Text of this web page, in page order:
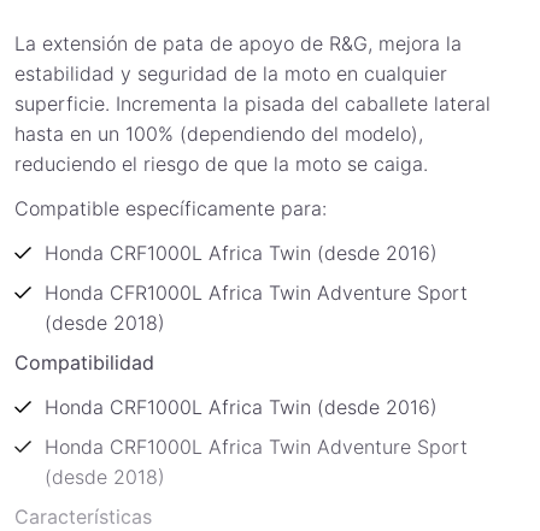
La extensión de pata de apoyo de R&G, mejora la
estabilidad y seguridad de la moto en cualquier
superficie. Incrementa la pisada del caballete lateral
hasta en un 100% (dependiendo del modelo),
reduciendo el riesgo de que la moto se caiga.
Compatible específicamente para:
Honda CRF1000L Africa Twin (desde 2016)
Honda CFR1000L Africa Twin Adventure Sport
(desde 2018)
Compatibilidad
Honda CRF1000L Africa Twin (desde 2016)
Honda CRF1000L Africa Twin Adventure Sport
(desde 2018)
Características